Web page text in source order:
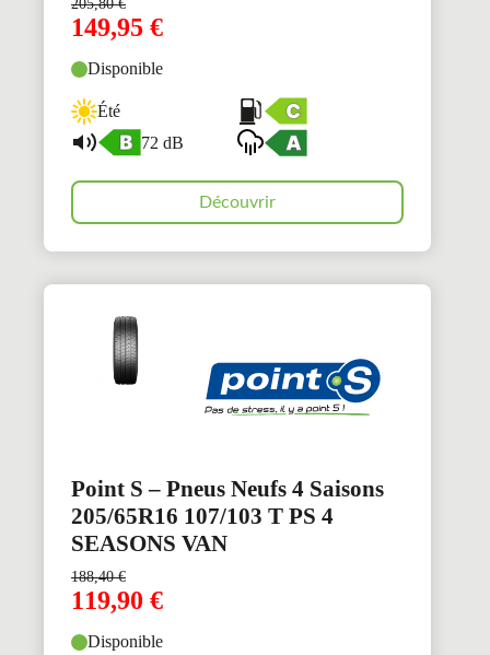
205,80€
149,95 €
Disponible
Été
72 dB
Découvrir
Point S – Pneus Neufs 4 Saisons
205/65R16 107/103 T PS 4
SEASONS VAN
188,40€
119,90 €
Disponible